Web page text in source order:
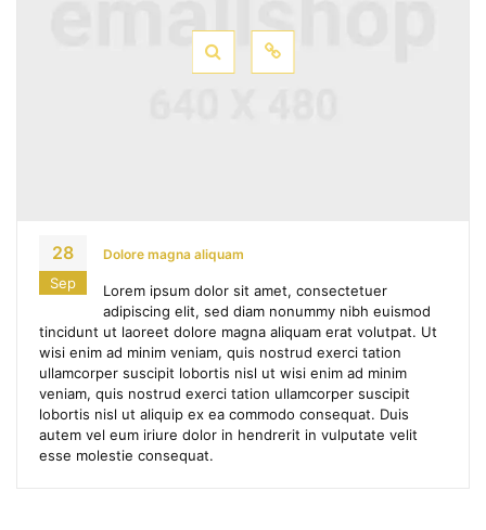
28
Sep
Dolore magna aliquam
Lorem ipsum dolor sit amet, consectetuer
adipiscing elit, sed diam nonummy nibh euismod
tincidunt ut laoreet dolore magna aliquam erat volutpat. Ut
wisi enim ad minim veniam, quis nostrud exerci tation
ullamcorper suscipit lobortis nisl ut wisi enim ad minim
veniam, quis nostrud exerci tation ullamcorper suscipit
lobortis nisl ut aliquip ex ea commodo consequat. Duis
autem vel eum iriure dolor in hendrerit in vulputate velit
esse molestie consequat.